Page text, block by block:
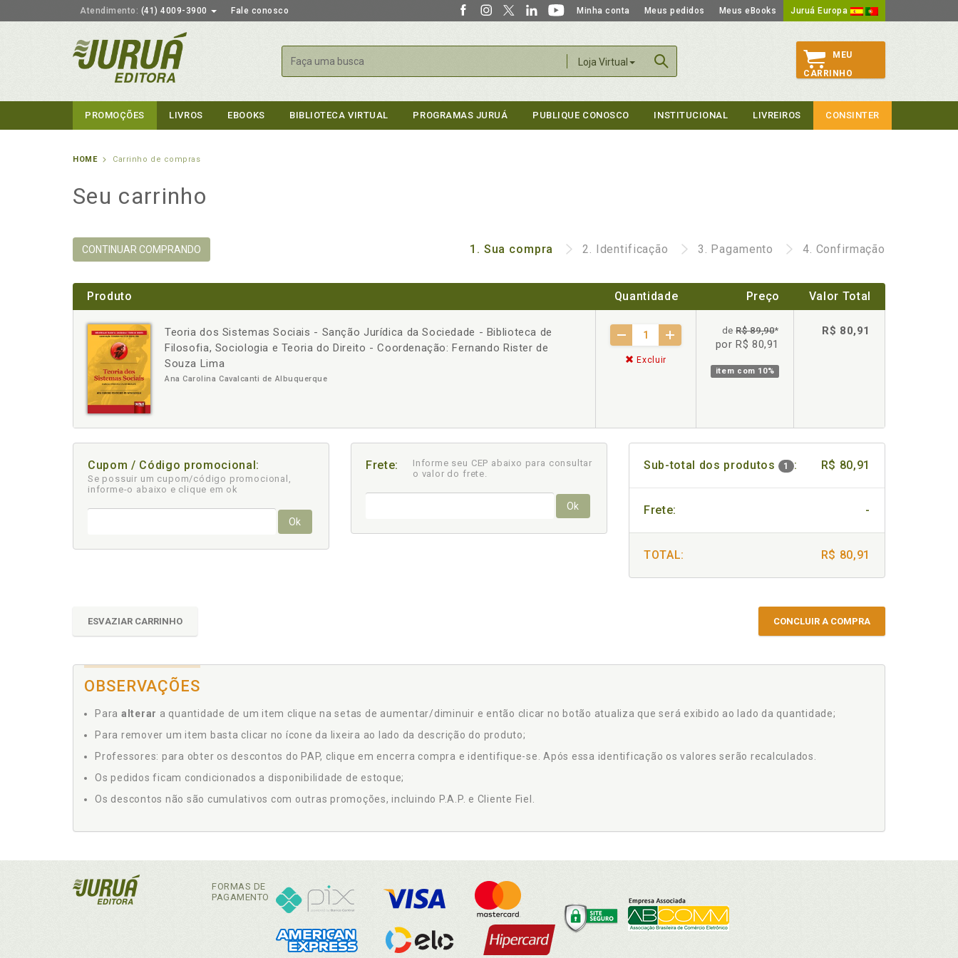
Atendimento: (41) 4009-3900 Fale conosco Minha conta Meus pedidos Meus eBooks Juruá Europa
Loja Virtual
Buscar
MEU
CARRINHO
PROMOÇÕES LIVROS EBOOKS BIBLIOTECA VIRTUAL PROGRAMAS JURUÁ PUBLIQUE CONOSCO INSTITUCIONAL LIVREIROS CONSINTER
HOME Carrinho de compras
Seu carrinho
CONTINUAR COMPRANDO 1. Sua compra 2. Identificação 3. Pagamento 4. Confirmação
Produto Quantidade Preço Valor Total
Teoria dos Sistemas Sociais - Sanção Jurídica da Sociedade - Biblioteca de
Filosofia, Sociologia e Teoria do Direito - Coordenação: Fernando Rister de
Souza Lima
Ana Carolina Cavalcanti de Albuquerque
- +
Excluir
deR$ 89,90*
por R$ 80,91
item com 10%
R$ 80,91
Cupom / Código promocional:
Se possuir um cupom/código promocional,
informe-o abaixo e clique em ok
Ok
Frete:
Informe seu CEP abaixo para consultar
o valor do frete.
Ok
Sub-total dos produtos 1 : R$ 80,91
Frete: -
TOTAL: R$ 80,91
ESVAZIAR CARRINHO CONCLUIR A COMPRA
OBSERVAÇÕES
Para alterar a quantidade de um item clique na setas de aumentar/diminuir e então clicar no botão atualiza que será exibido ao lado da quantidade;
Para remover um item basta clicar no ícone da lixeira ao lado da descrição do produto;
Professores: para obter os descontos do PAP, clique em encerra compra e identifique-se. Após essa identificação os valores serão recalculados.
Os pedidos ficam condicionados a disponibilidade de estoque;
Os descontos não são cumulativos com outras promoções, incluindo P.A.P. e Cliente Fiel.
FORMAS DE
PAGAMENTO